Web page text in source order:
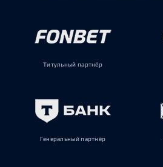
Титульный партнёр
Генеральный партнёр